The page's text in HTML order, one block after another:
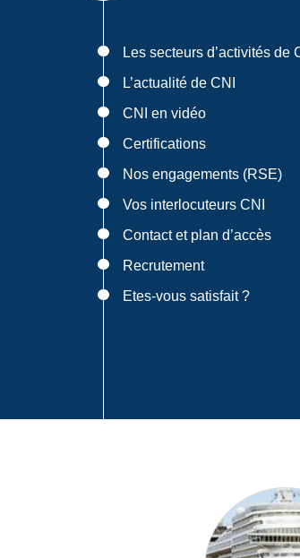
Les secteurs d’activités de
L’actualité de CNI
CNI en vidéo
Certifications
Nos engagements (RSE)
Vos interlocuteurs CNI
Contact et plan d’accès
Recrutement
Etes-vous satisfait ?